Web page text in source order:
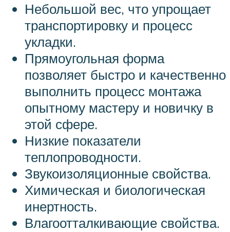
Небольшой вес, что упрощает
транспортировку и процесс
укладки.
Прямоугольная форма
позволяет быстро и качественно
выполнить процесс монтажа
опытному мастеру и новичку в
этой сфере.
Низкие показатели
теплопроводности.
Звукоизоляционные свойства.
Химическая и биологическая
инертность.
Влагоотталкивающие свойства.